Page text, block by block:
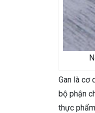
Gan là cơ
bộ phận
thực